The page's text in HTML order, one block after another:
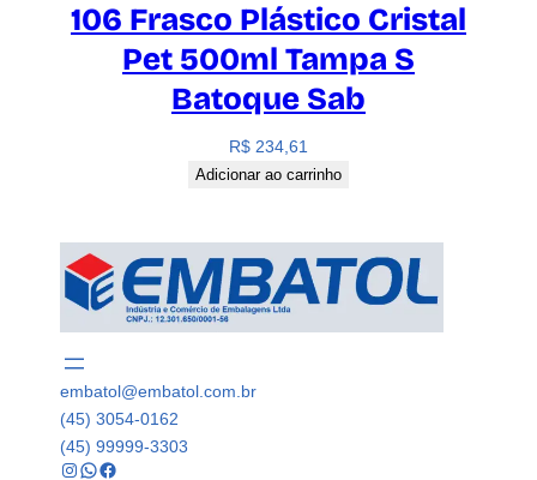
106 Frasco Plástico Cristal
Pet 500ml Tampa S
Batoque Sab
R$ 234,61
Adicionar ao carrinho
embatol@embatol.com.br
(45) 3054-0162
(45) 99999-3303
Instagram WhatsApp Facebook